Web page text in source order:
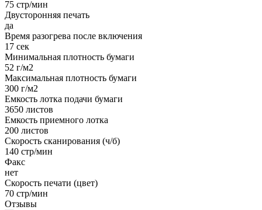
75 стр/мин
Двусторонняя печать
да
Время разогрева после включения
17 сек
Минимальная плотность бумаги
52 г/м2
Максимальная плотность бумаги
300 г/м2
Емкость лотка подачи бумаги
3650 листов
Емкость приемного лотка
200 листов
Скорость сканирования (ч/б)
140 стр/мин
Факс
нет
Скорость печати (цвет)
70 стр/мин
Отзывы